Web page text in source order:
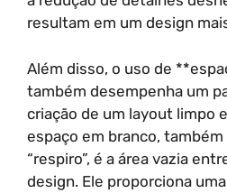
resultam em um design
Além disso, o uso de
também desempenha um
criação de um layout limpo
espaço em branco,
“respiro”, é a área vazia
design. Ele proporciona